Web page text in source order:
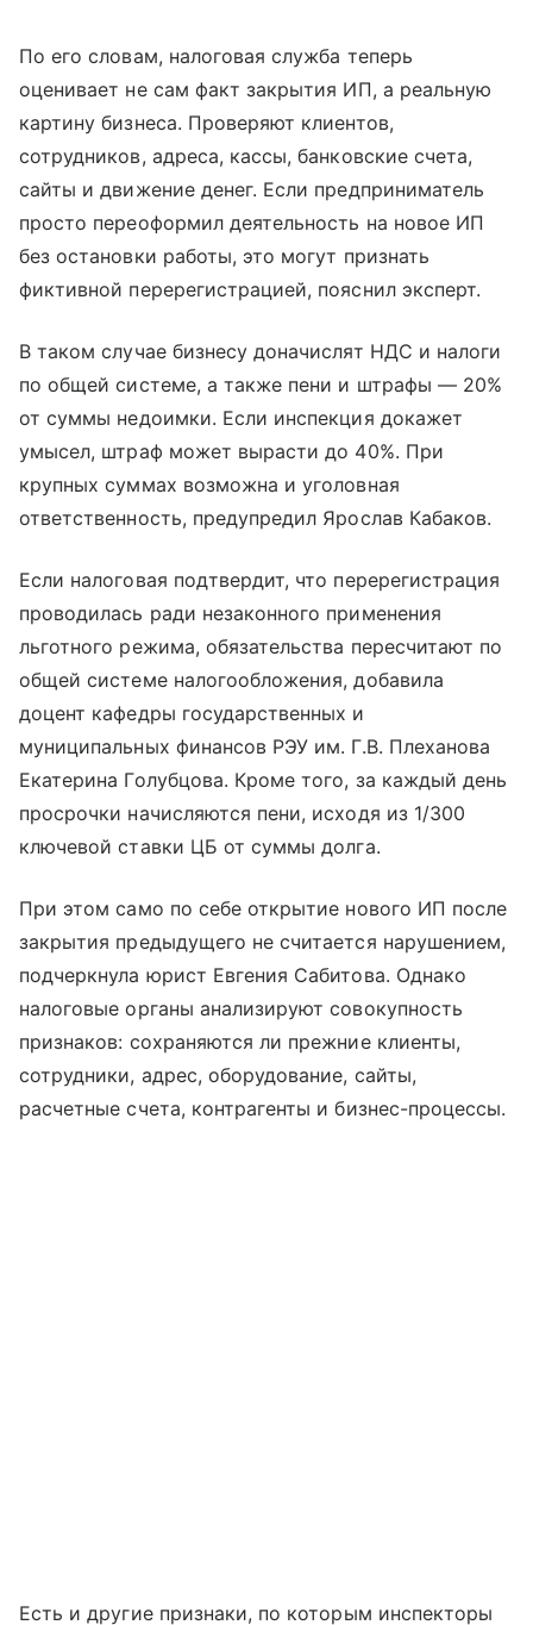
По его словам, налоговая служба теперь
оценивает не сам факт закрытия ИП, а реальную
картину бизнеса. Проверяют клиентов,
сотрудников, адреса, кассы, банковские счета,
сайты и движение денег. Если предприниматель
просто переоформил деятельность на новое ИП
без остановки работы, это могут признать
фиктивной перерегистрацией, пояснил эксперт.
В таком случае бизнесу доначислят НДС и налоги
по общей системе, а также пени и штрафы — 20%
от суммы недоимки. Если инспекция докажет
умысел, штраф может вырасти до 40%. При
крупных суммах возможна и уголовная
ответственность, предупредил Ярослав Кабаков.
Если налоговая подтвердит, что перерегистрация
проводилась ради незаконного применения
льготного режима, обязательства пересчитают по
общей системе налогообложения, добавила
доцент кафедры государственных и
муниципальных финансов РЭУ им. Г.В. Плеханова
Екатерина Голубцова. Кроме того, за каждый день
просрочки начисляются пени, исходя из 1/300
ключевой ставки ЦБ от суммы долга.
При этом само по себе открытие нового ИП после
закрытия предыдущего не считается нарушением,
подчеркнула юрист Евгения Сабитова. Однако
налоговые органы анализируют совокупность
признаков: сохраняются ли прежние клиенты,
сотрудники, адрес, оборудование, сайты,
расчетные счета, контрагенты и бизнес-процессы.
Есть и другие признаки, по которым инспекторы